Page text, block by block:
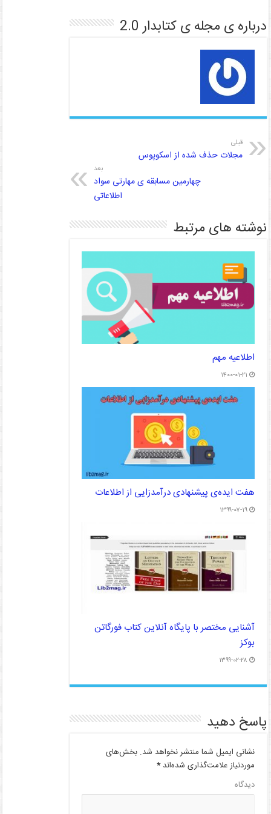
n
m
p
p
n
k درباره ی مجله ی کتابدار 2.0
قبلی
مجلات حذف شده از اسکوپوس
بعد
چهارمین مسابقه ی مهارتی سواد
اطلاعاتی
نوشته های مرتبط
اطلاعیه مهم
۱۴۰۰-۰۱-۲۱
هفت ایده‌ی پیشنهادی درآمدزایی از اطلاعات
۱۳۹۹-۰۷-۱۹
آشنایی مختصر با پایگاه آنلاین کتاب فورگاتن
بوکز
۱۳۹۹-۰۲-۲۸
پاسخ دهید
نشانی ایمیل شما منتشر نخواهد شد. بخش‌های
موردنیاز علامت‌گذاری شده‌اند*
دیدگاه